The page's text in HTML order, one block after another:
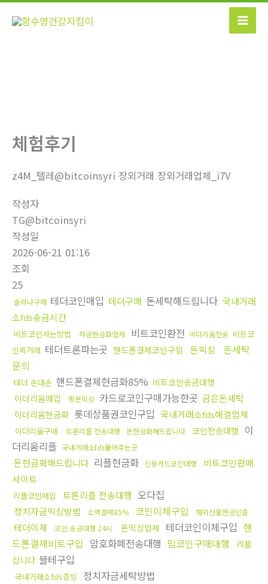
콘
체험후기
z4M_텔레@bitcoinsyri 장외거래 장외거래업체_i7V
작성자
TG@bitcoinsyri
작성일
2026-06-21 01:16
조회
25
솔라나구매 테더코인매입 테더구매 돈세탁해드립니다 국내거래
소fds송금시간
비트코인사는방법 자금현금화업체 비트코인환전 이더리움전송 비트코
인퀵거래 테더트론파는곳 핸드폰결제코인구입 돈믹싱
돈세탁
문의
테더 손대손 핸드폰결제현금화85% 비트코인송금대행
이더리움매입
핑돈믹싱 카드로코인구매가능한곳 금은돈세탁
이더리움현금화 롯데상품권코인구입 국내거래소fds해결업체
이더리움구매 트론리플 전송대행 돈현금화해드립니다 코인전송대행 이
더리움리플 국내거래소fds뚫어주는곳
돈현금화해드립니다 리플현금화 신용카드코인대행
비트코인판매
사이트
리플코인매입 트론리플 전송대행 오다집
정치자금믹싱방법 소액결제85% 코인이체구입 해외선물현금인출
테더이체 코인 송금대행 24시 돈믹싱업체 테더코인이체구입 핸
드폰결제비트구입 암호화폐전송대행 밈코인구매대행
리플
삽니다 블테구입
국내거래소fds증빙 정치자금세탁방법